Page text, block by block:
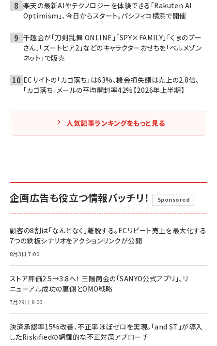
楽天の最新AIやテクノロジーを体験できる「Rakuten AI
Optimism」、今日からスタート。パシフィコ横浜で開催
千趣会が「刀剣乱舞 ONLINE」「SPY×FAMILY」「くまのプー
さん」「ズートピア2」などのキャラクターおせちを「ベルメゾン
ネット」で販売
ECサイトの「カゴ落ち」は63%、機会損失額は売上の2.8倍、
「カゴ落ち」メールの平均開封率42%【2026年上半期】
人気記事ランキングをもっと見る
企画広告も役立つ情報バッチリ！ Sponsored
顧客の8割は「なんとなく」離脱する。ECリピート売上を最大化する
7つの鉄板シナリオをアクションリンクが公開
8月3日 7:00
ストア評価2.5→3.8へ！ 三陽商会の「SANYO公式アプリ」、リ
ニューアル成功の裏側とOMO戦略
7月29日 8:00
決済承認率15%改善、不正率ほぼゼロを実現。「and ST」が導入
したRiskifiedの網羅的な不正対策アプローチ